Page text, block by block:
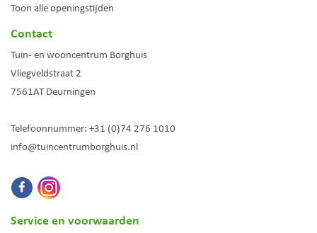
Toon alle openingstijden
Contact
Tuin- en wooncentrum Borghuis
Vliegveldstraat 2
7561AT Deurningen
Telefoonnummer: +31 (0)74 276 1010
info@tuincentrumborghuis.nl
Service en voorwaarden